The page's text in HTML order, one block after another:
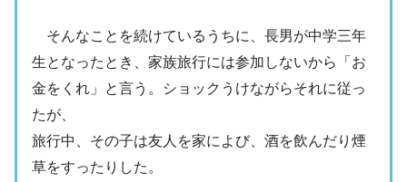
そんなことを続けているうちに、長男が中学三年
生となったとき、家族旅行には参加しないから「お
金をくれ」と言う。ショックうけながらそれに従っ
たが、
旅行中、その子は友人を家によび、酒を飲んだり煙
草をすったりした。